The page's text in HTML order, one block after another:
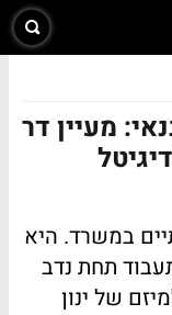
מעיין דר
במשרד. היא
תחת נדב
של ינון